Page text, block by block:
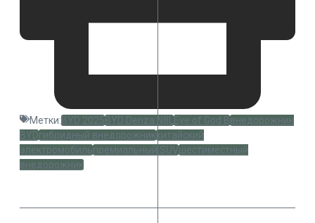
Метки:BYD 2025BYD Denza N8L Eye of God Bвнедорожник
BYDгибридный внедорожниккитайский
электромобильпремиальный SUVшестиместный
внедорожник